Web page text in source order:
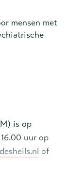
mensen met
is op
uur op
of